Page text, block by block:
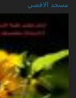
مسجد الاقصي